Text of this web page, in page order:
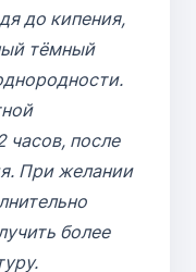
до кипения,
тёмный
часов, после
При желании
более